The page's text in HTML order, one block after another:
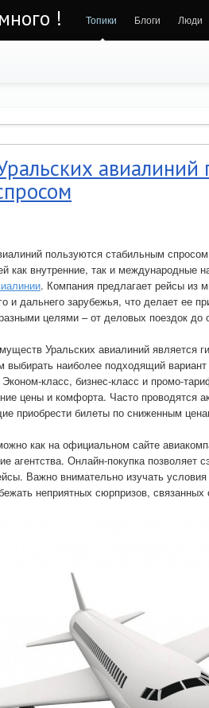
! Топики Блоги Люди
авиалиний
пользуются стабильным
как внутренние, так и международные
. Компания предлагает рейсы из
и дальнего зарубежья, что делает ее
целями – от деловых поездок до
Уральских авиалиний является
наиболее подходящий вариант
класс, бизнес-класс и промо-
цены и комфорта. Часто проводятся
приобрести билеты по сниженным
как на официальном сайте
агентства. Онлайн-покупка позволяет
Важно внимательно изучать
неприятных сюрпризов,